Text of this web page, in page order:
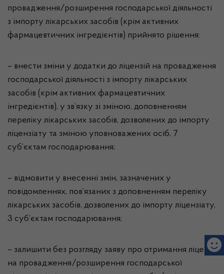
провадження/розширення господарської діяльності
з імпорту лікарських засобів (крім активних
фармацевтичних інгредієнтів) прийнято рішення:
– внести зміни у додатки до ліцензій на провадження
господарської діяльності з імпорту лікарських
засобів (крім активних фармацевтичних
інгредієнтів), у зв’язку зі зміною, доповненням
переліку лікарських засобів, дозволених до імпорту
ліцензіату та зміною уповноважених осіб, 7
суб’єктам господарювання;
– відмовити у внесенні змін, зазначених у
повідомленнях, пов’язаних з доповненням переліку
лікарських засобів, дозволених до імпорту ліцензіату,
3 суб’єктам господарювання;
– залишити без розгляду заяву про отримання ліцензії
на провадження/розширення господарської